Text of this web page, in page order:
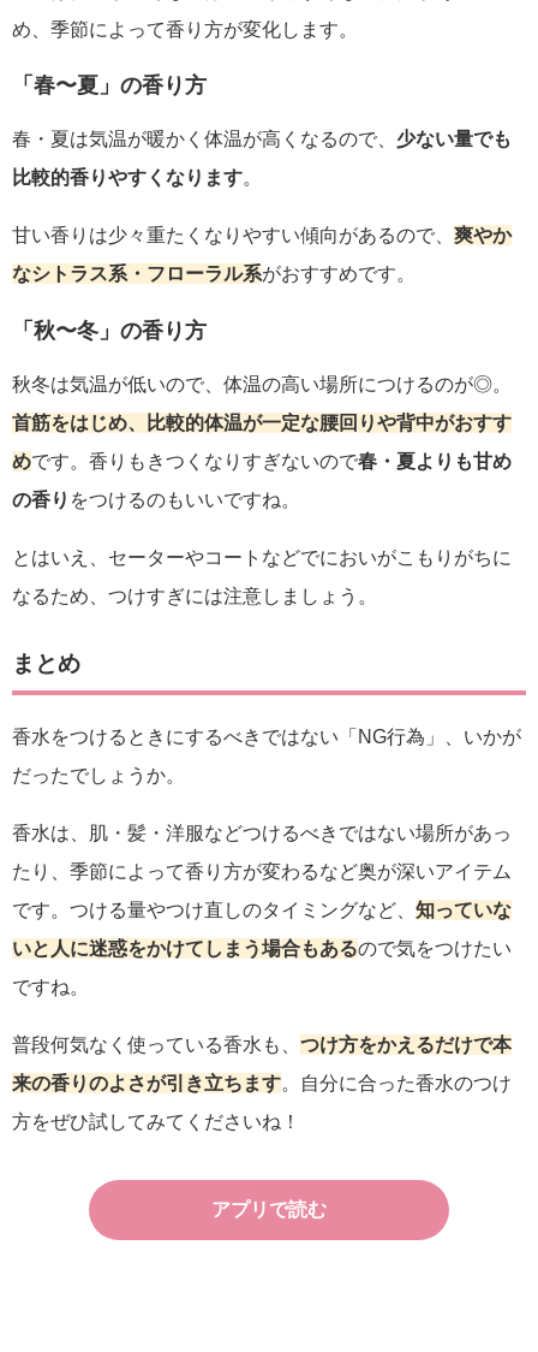
め、季節によって香り方が変化します。
「春〜夏」の香り方
春・夏は気温が暖かく体温が高くなるので、 少ない量でも
比較的香りやすくなります。
甘い香りは少々重たくなりやすい傾向があるので、 爽やか
なシトラス系・フローラル系がおすすめです。
「秋〜冬」の香り方
秋冬は気温が低いので、体温の高い場所につけるのが◎。
首筋をはじめ、比較的体温が一定な腰回りや背中がおすす
めです。香りもきつくなりすぎないので春・夏よりも甘め
の香り をつけるのもいいですね。
とはいえ、セーターやコートなどでにおいがこもりがちに
なるため、つけすぎには注意しましょう。
まとめ
香水をつけるときにするべきではない「NG行為」、いかが
だったでしょうか。
香水は、肌・髪・洋服などつけるべきではない場所があっ
たり、季節によって香り方が変わるなど奥が深いアイテム
です。つける量やつけ直しのタイミングなど、 知っていな
いと人に迷惑をかけてしまう場合もあるので気をつけたい
ですね。
普段何気なく使っている香水も、 つけ方をかえるだけで本
来の香りのよさが引き立ちます。自分に合った香水のつけ
方をぜひ試してみてくださいね！
アプリで読む